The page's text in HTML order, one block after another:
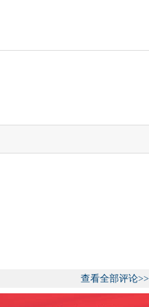
查看全部评论>>